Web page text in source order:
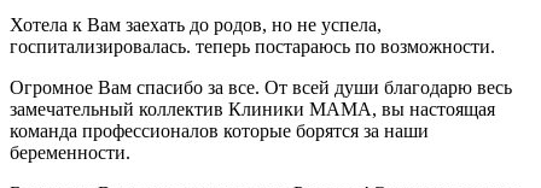
Хотела к Вам заехать до родов, но не успела,
госпитализировалась. теперь постараюсь по возможности.
Огромное Вам спасибо за все. От всей души благодарю весь
замечательный коллектив Клиники МАМА, вы настоящая
команда профессионалов которые борятся за наши
беременности.